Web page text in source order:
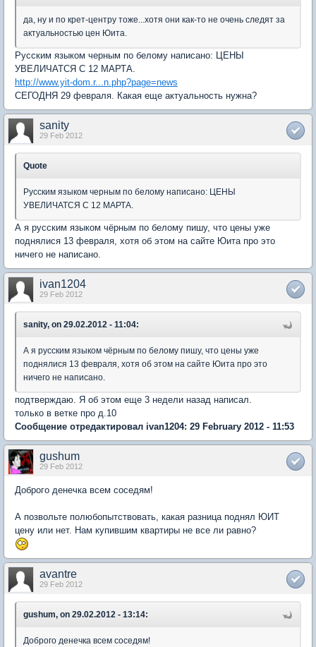
да, ну и по крет-центру тоже...хотя они как-то не очень следят за
актуальностью цен Юита.
Русским языком черным по белому написано: ЦЕНЫ
УВЕЛИЧАТСЯ С 12 МАРТА.
http://www.yit-dom.r...n.php?page=news
СЕГОДНЯ 29 февраля. Какая еще актуальность нужна?
sanity
29 Feb 2012
Quote
Русским языком черным по белому написано: ЦЕНЫ
УВЕЛИЧАТСЯ С 12 МАРТА.
А я русским языком чёрным по белому пишу, что цены уже
поднялися 13 февраля, хотя об этом на сайте Юита про это
ничего не написано.
ivan1204
29 Feb 2012
sanity, on 29.02.2012 - 11:04:
А я русским языком чёрным по белому пишу, что цены уже
поднялися 13 февраля, хотя об этом на сайте Юита про это
ничего не написано.
подтверждаю. Я об этом еще 3 недели назад написал.
только в ветке про д.10
Сообщение отредактировал ivan1204: 29 February 2012 - 11:53
gushum
29 Feb 2012
Доброго денечка всем соседям!
А позвольте полюбопытствовать, какая разница поднял ЮИТ
цену или нет. Нам купившим квартиры не все ли равно?
avantre
29 Feb 2012
gushum, on 29.02.2012 - 13:14:
Доброго денечка всем соседям!